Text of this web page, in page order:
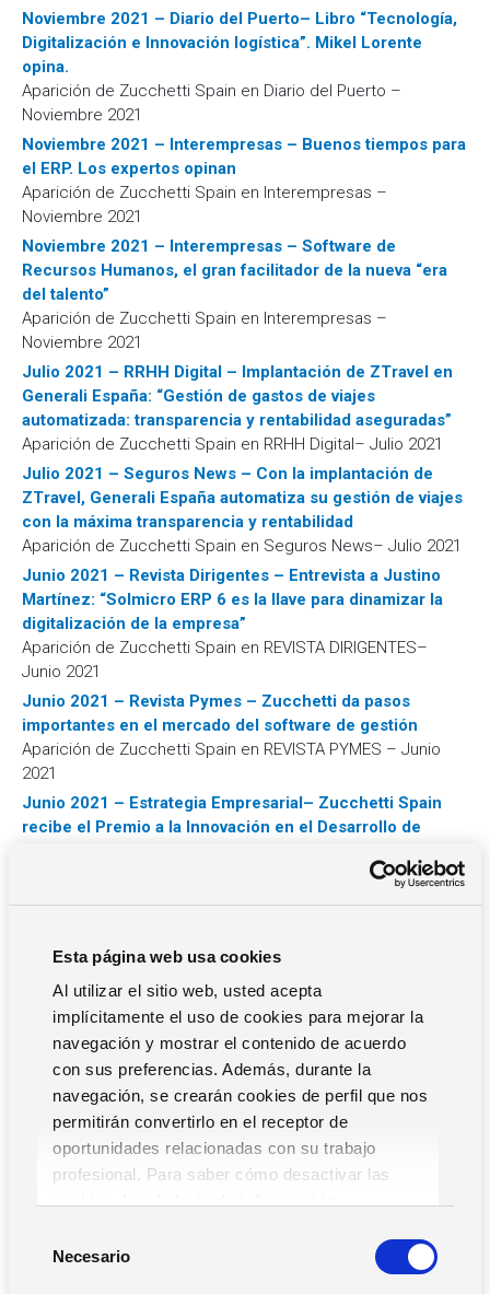
Esta página web usa cookies
Al utilizar el sitio web, usted acepta
implícitamente el uso de cookies para mejorar la
navegación y mostrar el contenido de acuerdo
con sus preferencias. Además, durante la
navegación, se crearán cookies de perfil que nos
permitirán convertirlo en el receptor de
oportunidades relacionadas con su trabajo
profesional. Para saber cómo desactivar las
Necesario
Noviembre 2021 – Diario del Puerto– Libro “Tecnología,
Digitalización e Innovación logística”. Mikel Lorente
opina.
Aparición de Zucchetti Spain en Diario del Puerto –
Noviembre 2021
Noviembre 2021 – Interempresas – Buenos tiempos para
el ERP. Los expertos opinan
Aparición de Zucchetti Spain en Interempresas –
Noviembre 2021
Noviembre 2021 – Interempresas – Software de
Recursos Humanos, el gran facilitador de la nueva “era
del talento”
Aparición de Zucchetti Spain en Interempresas –
Noviembre 2021
Julio 2021 – RRHH Digital – Implantación de ZTravel en
Generali España: “Gestión de gastos de viajes
automatizada: transparencia y rentabilidad aseguradas”
Aparición de Zucchetti Spain en RRHH Digital– Julio 2021
Julio 2021 – Seguros News – Con la implantación de
ZTravel, Generali España automatiza su gestión de viajes
con la máxima transparencia y rentabilidad
Aparición de Zucchetti Spain en Seguros News– Julio 2021
Junio 2021 – Revista Dirigentes – Entrevista a Justino
Martínez: “Solmicro ERP 6 es la llave para dinamizar la
digitalización de la empresa”
Aparición de Zucchetti Spain en REVISTA DIRIGENTES–
Junio 2021
Junio 2021 – Revista Pymes – Zucchetti da pasos
importantes en el mercado del software de gestión
Aparición de Zucchetti Spain en REVISTA PYMES – Junio
2021
Junio 2021 – Estrategia Empresarial– Zucchetti Spain
recibe el Premio a la Innovación en el Desarrollo de
Aparición de Zucchetti Spain en ESTRATEGIA EMPRESARIAL
Innovación en el Desarrollo de Software. Premios
Peral, AEDEEC
Aparición de Zucchetti Spain en LA RAZÓN – Abril 2021
Abril 2021 – Forbes– Entrevista a Justino Martínez:
Solmicro ERP 6 y la importancia de la evolución
tecnológica
Aparición de Zucchetti Spain en FORBES – Abril 2021
Marzo 2021 – Forbes– Tribuna de Justino Martínez
sobre el ERP para la Industria 4.0
Aparición de Zucchetti Spain en FORBES – Marzo 2021
anuncia el lanzamiento de Solmicro ERP 6